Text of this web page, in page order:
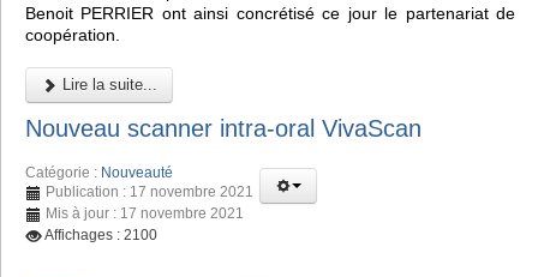
Benoit PERRIER ont ainsi concrétisé ce jour le partenariat de
coopération.
Lire la suite...
Nouveau scanner intra-oral VivaScan
Catégorie : Nouveauté
Publication : 17 novembre 2021
Mis à jour : 17 novembre 2021
Affichages : 2100